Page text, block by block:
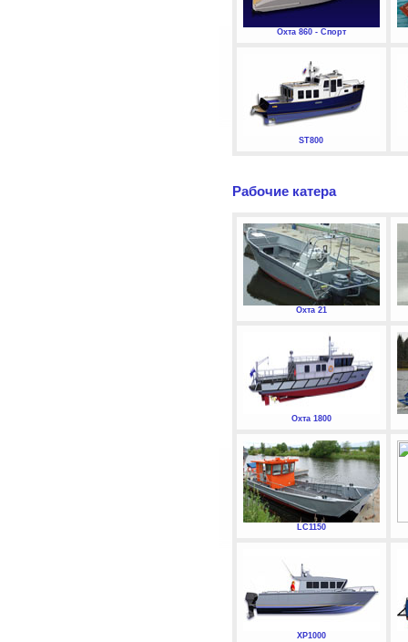
Охта 860 - Спорт
ST800
Рабочие катера
Охта 21
Охта 1800
LC1150
XP1000